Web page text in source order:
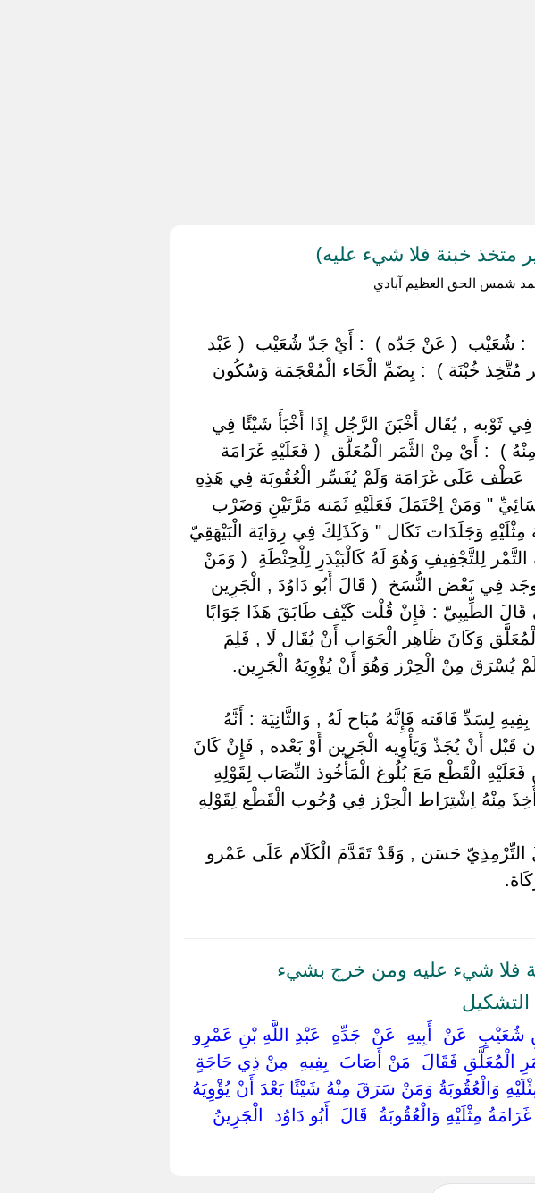
خبنة فلا شيء عليه)
شمس الحق العظيم آبادي
) ‏ ‏: شُعَيْب ‏ ‏( عَنْ جَدّه ) ‏ ‏: أَيْ جَدّ شُعَيْب ‏ ‏( عَبْد
خُبْنَة ) ‏ ‏: بِضَمِّ الْخَاء الْمُعْجَمَة وَسُكُون
ثَوْبه , يُقَال أَخْبَنَ الرَّجُل إِذَا أَخْبَأَ شَيْئًا فِي
) ‏ ‏: أَيْ مِنْ الثَّمَر الْمُعَلَّق ‏ ‏( فَعَلَيْهِ غَرَامَة
) ‏ ‏عَطْف عَلَى غَرَامَة وَلَمْ يُفَسِّر الْعُقُوبَة فِي هَذِهِ
" وَمَنْ اِحْتَمَلَ فَعَلَيْهِ ثَمَنه مَرَّتَيْنِ وَضَرْب
وَجَلَدَات نَكَال " وَكَذَلِكَ فِي رِوَايَة الْبَيْهَقِيّ
لِلتَّجْفِيفِ وَهُوَ لَهُ كَالْبَيْدَرِ لِلْحِنْطَةِ ‏ ‏( وَمَنْ
فِي بَعْض النُّسَخ ‏ ‏( قَالَ أَبُو دَاوُدَ , الْجَرِين
قَالَ الطِّيبِيّ : فَإِنْ قُلْت كَيْف طَابَقَ هَذَا جَوَابًا
وَكَانَ ظَاهِر الْجَوَاب أَنْ يُقَال لَا , فَلِمَ
يُسْرَق مِنْ الْحِرْز وَهُوَ أَنْ يُؤْوِيَهُ الْجَرِين.
لِسَدِّ فَاقَته فَإِنَّهُ مُبَاح لَهُ , وَالثَّانِيَة : أَنَّهُ
أَنْ يُجَذّ وَيَأْوِيه الْجَرِين أَوْ بَعْده , فَإِنْ كَانَ
الْقَطْع مَعَ بُلُوغ الْمَأْخُوذ النِّصَاب لِقَوْلِهِ
مِنْهُ اِشْتِرَاط الْحِرْز فِي وُجُوب الْقَطْع لِقَوْلِهِ
التِّرْمِذِيّ حَسَن , وَقَدْ تَقَدَّمَ الْكَلَام عَلَى عَمْرو
فلا شيء عليه ومن خرج بشيء
شُعَيْبٍ ‏ ‏عَنْ ‏ ‏أَبِيهِ ‏ ‏عَنْ ‏ ‏جَدِّهِ ‏ ‏عَبْدِ اللَّهِ بْنِ عَمْرِو
الْمُعَلَّقِ فَقَالَ ‏ ‏مَنْ أَصَابَ ‏ ‏بِفِيهِ ‏ ‏مِنْ ذِي حَاجَةٍ
وَالْعُقُوبَةُ وَمَنْ سَرَقَ مِنْهُ شَيْئًا بَعْدَ أَنْ يُؤْوِيَهُ
مِثْلَيْهِ وَالْعُقُوبَةُ ‏ ‏قَالَ ‏ ‏أَبُو دَاوُد ‏ ‏الْجَرِينُ